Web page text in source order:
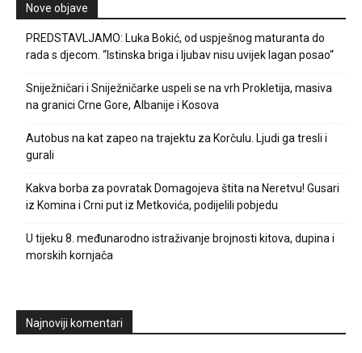
Nove objave
PREDSTAVLJAMO: Luka Bokić, od uspješnog maturanta do
rada s djecom. “Istinska briga i ljubav nisu uvijek lagan posao“
Sniježničari i Sniježničarke uspeli se na vrh Prokletija, masiva
na granici Crne Gore, Albanije i Kosova
Autobus na kat zapeo na trajektu za Korčulu. Ljudi ga tresli i
gurali
Kakva borba za povratak Domagojeva štita na Neretvu! Gusari
iz Komina i Crni put iz Metkovića, podijelili pobjedu
U tijeku 8. međunarodno istraživanje brojnosti kitova, dupina i
morskih kornjača
Najnoviji komentari